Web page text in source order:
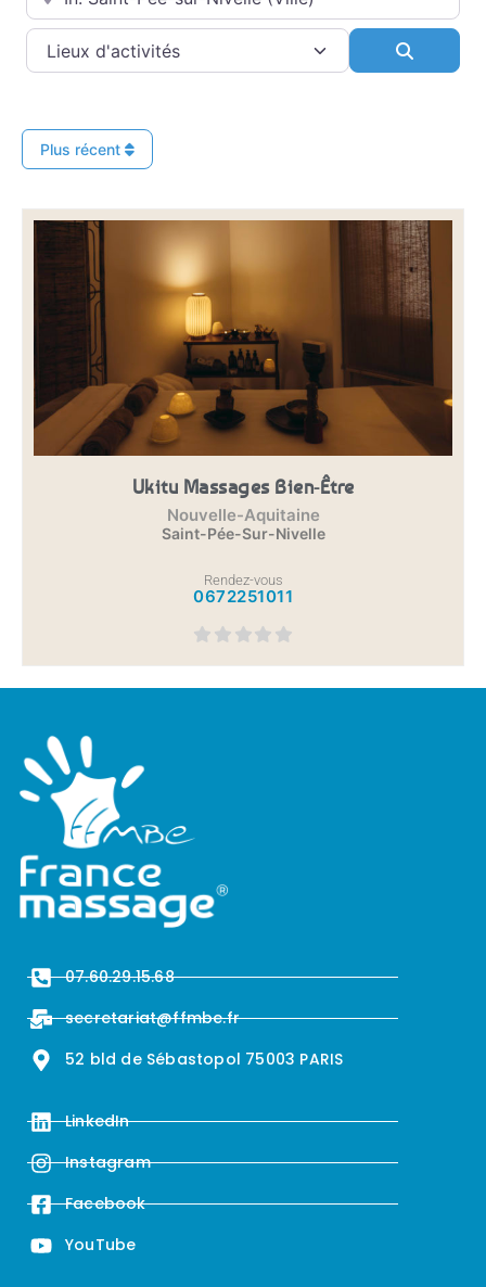
Plus récent
Ukitu Massages Bien-Être
Nouvelle-Aquitaine
Saint-Pée-Sur-Nivelle
Rendez-vous
0672251011
07.60.29.15.68
secretariat@ffmbe.fr
52 bld de Sébastopol 75003 PARIS
LinkedIn
Instagram
Facebook
YouTube